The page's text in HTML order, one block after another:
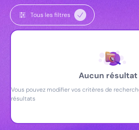
Tous les filtres
Aucun résultat
Vous pouvez modifier vos critères de
résultats